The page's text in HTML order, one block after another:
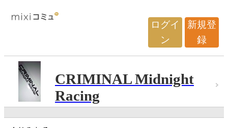
ログイ
ン
新規登
録
CRIMINAL Midnight
Racing